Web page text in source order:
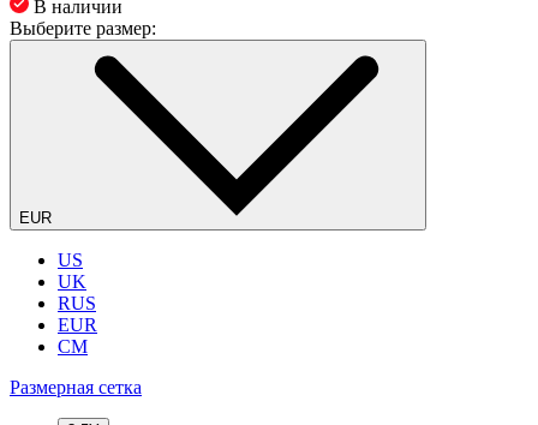
В наличии
Выберите размер:
EUR
US
UK
RUS
EUR
CM
Размерная сетка